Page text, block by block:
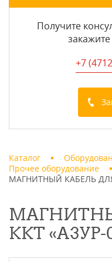
Получите
+7 (4712
Каталог
Прочее оборудование
МАГНИТНЫЙ КАБЕЛЬ
ККТ «АЗУР-